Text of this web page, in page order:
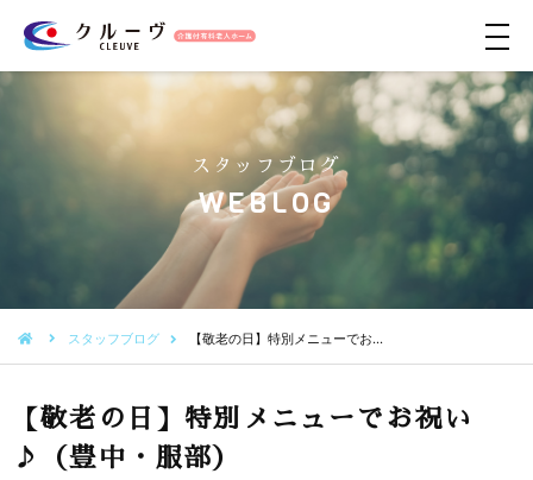
メ
ュ
ー
スタッフブログ
WEBLOG
スタッフブログ 【敬老の日】特別メニューでお…
【敬老の日】特別メニューでお祝い
♪（豊中・服部）